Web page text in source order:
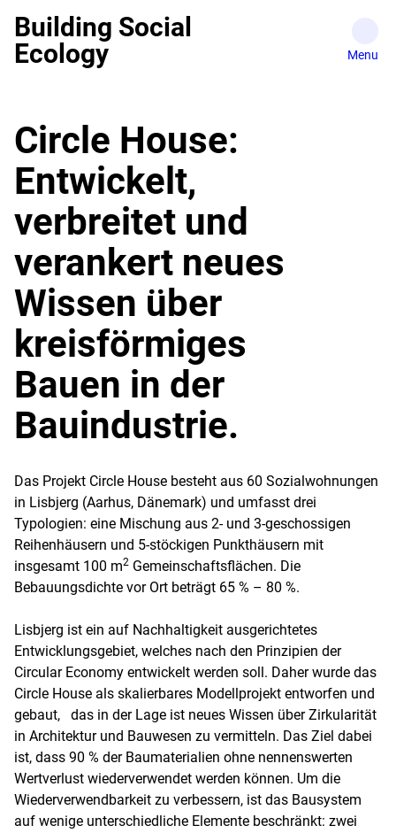
content
Building Social
Ecology
Circle House:
Entwickelt,
verbreitet und
verankert neues
Wissen über
kreisförmiges
Bauen in der
Bauindustrie.
Das Projekt Circle House besteht aus 60 Sozialwohnungen
in Lisbjerg (Aarhus, Dänemark) und umfasst drei
Typologien: eine Mischung aus 2- und 3-geschossigen
Reihenhäusern und 5-stöckigen Punkthäusern mit
insgesamt 100 m2 Gemeinschaftsflächen. Die
Bebauungsdichte vor Ort beträgt 65 % – 80 %.
Lisbjerg ist ein auf Nachhaltigkeit ausgerichtetes
Entwicklungsgebiet, welches nach den Prinzipien der
Circular Economy entwickelt werden soll. Daher wurde das
Circle House als skalierbares Modellprojekt entworfen und
gebaut, das in der Lage ist neues Wissen über Zirkularität
in Architektur und Bauwesen zu vermitteln. Das Ziel dabei
ist, dass 90 % der Baumaterialien ohne nennenswerten
Wertverlust wiederverwendet werden können. Um die
Wiederverwendbarkeit zu verbessern, ist das Bausystem
auf wenige unterschiedliche Elemente beschränkt: zwei